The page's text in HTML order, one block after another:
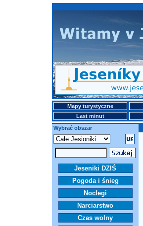
Mapy turystyczne
Last minut
Wybrać obszar
Jeseniki DZIŚ
Pogoda i śnieg
Noclegi
Narciarstwo
Czas wolny